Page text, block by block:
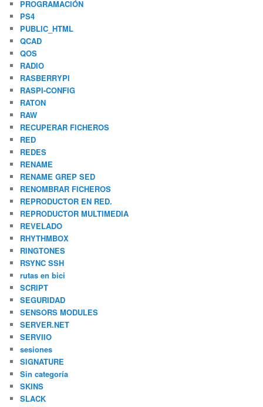
PROGRAMACIÓN
PS4
PUBLIC_HTML
QCAD
QOS
RADIO
RASBERRYPI
RASPI-CONFIG
RATON
RAW
RECUPERAR FICHEROS
RED
REDES
RENAME
RENAME GREP SED
RENOMBRAR FICHEROS
REPRODUCTOR EN RED.
REPRODUCTOR MULTIMEDIA
REVELADO
RHYTHMBOX
RINGTONES
RSYNC SSH
rutas en bici
SCRIPT
SEGURIDAD
SENSORS MODULES
SERVER.NET
SERVIIO
sesiones
SIGNATURE
Sin categoría
SKINS
SLACK